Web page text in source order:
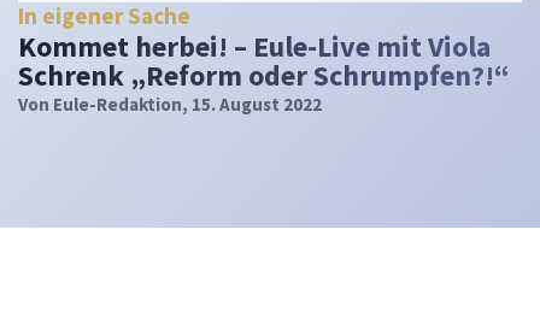
In eigener Sache
Kommet herbei! – Eule-Live mit Viola
Schrenk „Reform oder Schrumpfen?!“
Von Eule-Redaktion, 15. August 2022